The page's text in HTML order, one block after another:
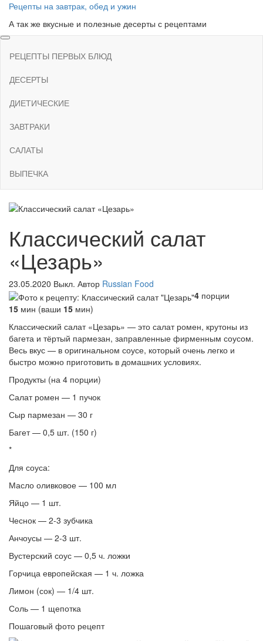
Skip
the
content
Рецепты на завтрак, обед и ужин
А так же вкусные и полезные десерты с рецептами
РЕЦЕПТЫ ПЕРВЫХ БЛЮД
ДЕСЕРТЫ
ДИЕТИЧЕСКИЕ
ЗАВТРАКИ
САЛАТЫ
ВЫПЕЧКА
Классический салат
«Цезарь»
23.05.2020 Выкл. Автор Russian Food
4 порции
15 мин (ваши 15 мин)
Классический салат «Цезарь» — это салат ромен, крутоны из
багета и тёртый пармезан, заправленные фирменным соусом.
Весь вкус — в оригинальном соусе, который очень легко и
быстро можно приготовить в домашних условиях.
Продукты (на 4 порции)
Салат ромен — 1 пучок
Сыр пармезан — 30 г
Багет — 0,5 шт. (150 г)
*
Для соуса:
Масло оливковое — 100 мл
Яйцо — 1 шт.
Чеснок — 2-3 зубчика
Анчоусы — 2-3 шт.
Вустерский соус — 0,5 ч. ложки
Горчица европейская — 1 ч. ложка
Лимон (сок) — 1/4 шт.
Соль — 1 щепотка
Пошаговый фото рецепт